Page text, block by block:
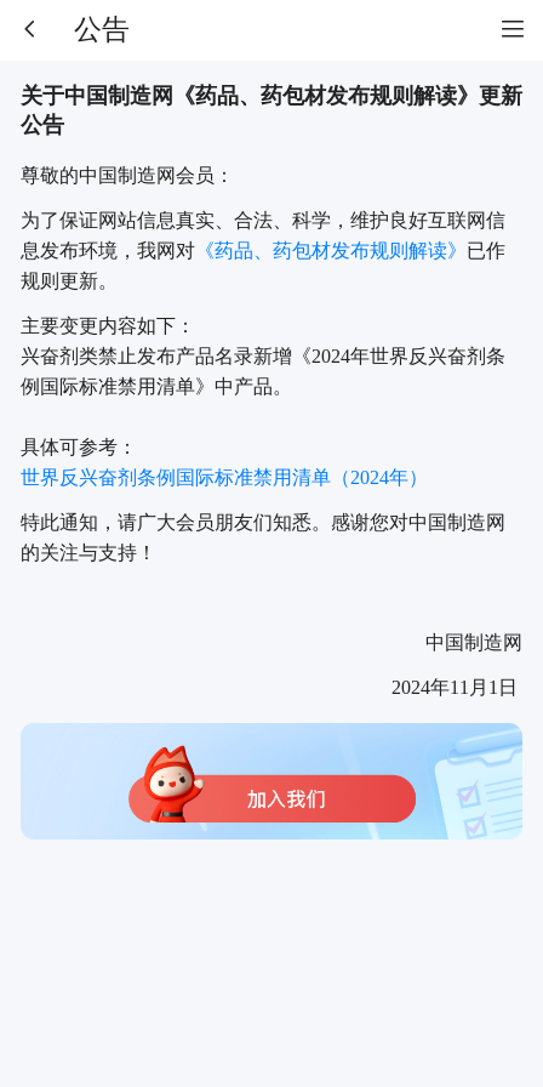
公告
关于中国制造网《药品、药包材发布规则解读》更新
公告
尊敬的中国制造网会员：
为了保证网站信息真实、合法、科学，维护良好互联网信
息发布环境， 我网对《药品、药包材发布规则解读》 已作
规则更新。
主要变更内容如下：
兴奋剂类禁止发布产品名录新增《2024年世界反兴奋剂条
例国际标准禁用清单》中产品。
具体可参考：
世界反兴奋剂条例国际标准禁用清单（2024年）
特此通知，请广大会员朋友们知悉。感谢您对中国制造网
的关注与支持！
中国制造网
2024年11 月 1 日